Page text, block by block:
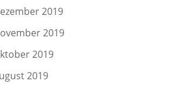
2019
2019
2019
2019